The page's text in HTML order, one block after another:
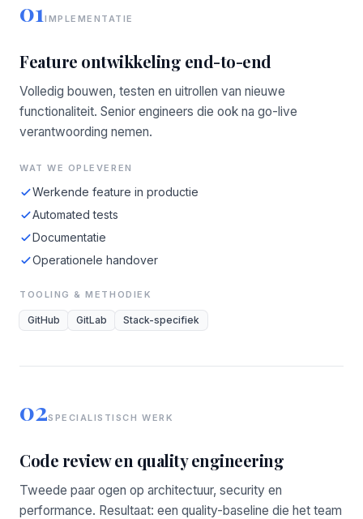
01IMPLEMENTATIE
Feature ontwikkeling end-to-end
Volledig bouwen, testen en uitrollen van nieuwe
functionaliteit. Senior engineers die ook na go-live
verantwoording nemen.
WAT WE OPLEVEREN
Werkende feature in productie
Automated tests
Documentatie
Operationele handover
TOOLING & METHODIEK
GitHub GitLab Stack-specifiek
02SPECIALISTISCH WERK
Code review en quality engineering
Tweede paar ogen op architectuur, security en
performance. Resultaat: een quality-baseline die het team